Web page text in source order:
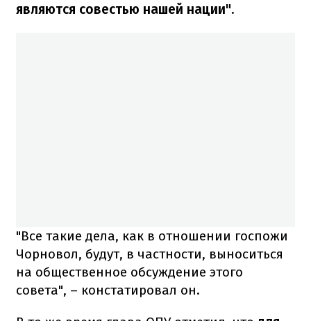
являются совестью нашей нации".
"Все такие дела, как в отношении госпожи
Чорновол, будут, в частности, выноситься
на общественное обсуждение этого
совета", – констатировал он.